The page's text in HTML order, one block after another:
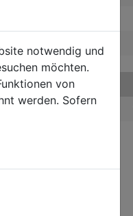
notwendig und
möchten.
von
werden. Sofern